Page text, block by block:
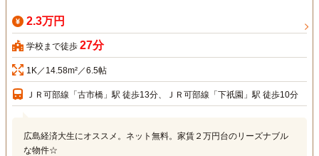
2.3万円
学校まで徒歩 27分
1K／14.58m²／6.5帖
ＪＲ可部線「古市橋」駅 徒歩13分、ＪＲ可部線「下祇園」駅 徒歩10分
広島経済大生にオススメ。ネット無料。家賃２万円台のリーズナブル
な物件☆